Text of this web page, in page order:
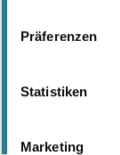
Präferenzen
Statistiken
Marketing
>Alle